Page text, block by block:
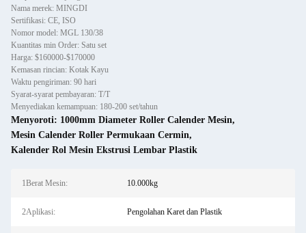
Nama merek: MINGDI
Sertifikasi: CE, ISO
Nomor model: MGL 130/38
Kuantitas min Order: Satu set
Harga: $160000-$170000
Kemasan rincian: Kotak Kayu
Waktu pengiriman: 90 hari
Syarat-syarat pembayaran: T/T
Menyediakan kemampuan: 180-200 set/tahun
Menyoroti: 1000mm Diameter Roller Calender Mesin,
Mesin Calender Roller Permukaan Cermin,
Kalender Rol Mesin Ekstrusi Lembar Plastik
1Berat Mesin: 10.000kg
2Aplikasi: Pengolahan Karet dan Plastik